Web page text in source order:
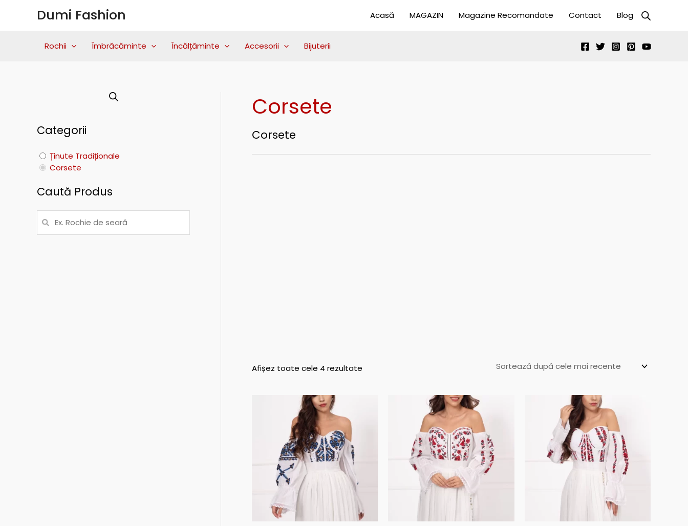
Dumi Fashion Acasă MAGAZIN Magazine Recomandate Contact Blog
Rochii Îmbrăcăminte Încălțăminte Accesorii Bijuterii
Categorii
Ținute Tradiționale
Corsete
Caută Produs
Corsete
Corsete
Afișez toate cele 4 rezultate
după
cele